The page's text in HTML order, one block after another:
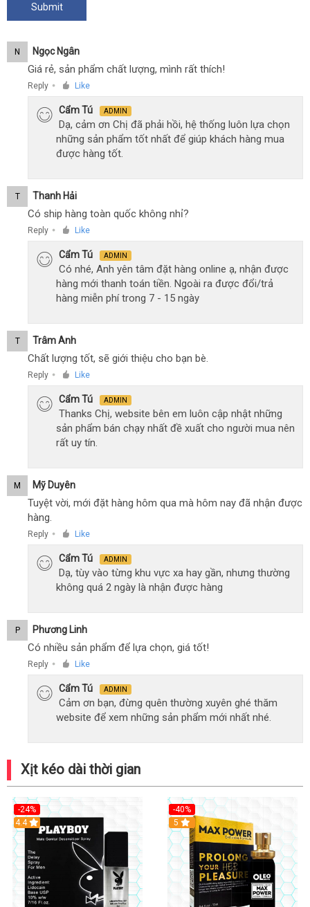
N Ngọc Ngân
Giá rẻ, sản phẩm chất lượng, mình rất thích!
Reply ● Like
Cẩm Tú ADMIN
Dạ, cảm ơn Chị đã phải hồi, hệ thống luôn lựa chọn
những sản phẩm tốt nhất để giúp khách hàng mua
được hàng tốt.
T Thanh Hải
Có ship hàng toàn quốc không nhỉ?
Reply ● Like
Cẩm Tú ADMIN
Có nhé, Anh yên tâm đặt hàng online ạ, nhận được
hàng mới thanh toán tiền. Ngoài ra được đổi/trả
hàng miễn phí trong 7 - 15 ngày
T Trâm Anh
Chất lượng tốt, sẽ giới thiệu cho bạn bè.
Reply ● Like
Cẩm Tú ADMIN
Thanks Chị, website bên em luôn cập nhật những
sản phẩm bán chạy nhất đề xuất cho người mua nên
rất uy tín.
M Mỹ Duyên
Tuyệt vời, mới đặt hàng hôm qua mà hôm nay đã nhận được
hàng.
Reply ● Like
Cẩm Tú ADMIN
Dạ, tùy vào từng khu vực xa hay gần, nhưng thường
không quá 2 ngày là nhận được hàng
P Phương Linh
Có nhiều sản phẩm để lựa chọn, giá tốt!
Reply ● Like
Cẩm Tú ADMIN
Cảm ơn bạn, đừng quên thường xuyên ghé thăm
website để xem những sản phẩm mới nhất nhé.
Xịt kéo dài thời gian
-24%
Hot
4.4
-40%
5